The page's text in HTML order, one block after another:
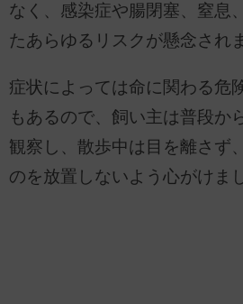
なく、感染症や腸閉塞、窒息
たあらゆるリスクが懸念され
症状によっては命に関わる危
もあるので、飼い主は普段か
観察し、散歩中は目を離さず
のを放置しないよう心がけま